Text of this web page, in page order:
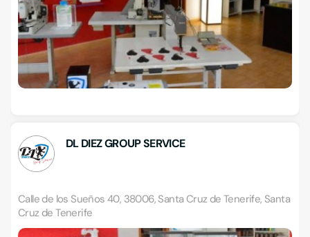
DL DIEZ GROUP SERVICE
Calle de los Sueños 40, 38006, Santa Cruz de Tenerife, Santa
Cruz de Tenerife